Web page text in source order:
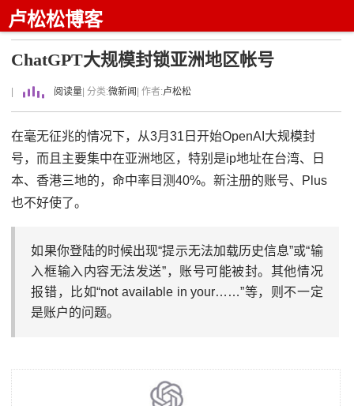
卢松松博客
ChatGPT大规模封锁亚洲地区帐号
阅读量 | 分类:微新闻 | 作者:卢松松
在毫无征兆的情况下，从3月31日开始OpenAI大规模封
号，而且主要集中在亚洲地区，特别是ip地址在台湾、日
本、香港三地的，命中率目测40%。新注册的账号、Plus
也不好使了。
如果你登陆的时候出现“提示无法加载历史信息”或“输
入框输入内容无法发送”，账号可能被封。其他情况
报错，比如“not available in your……”等，则不一定
是账户的问题。